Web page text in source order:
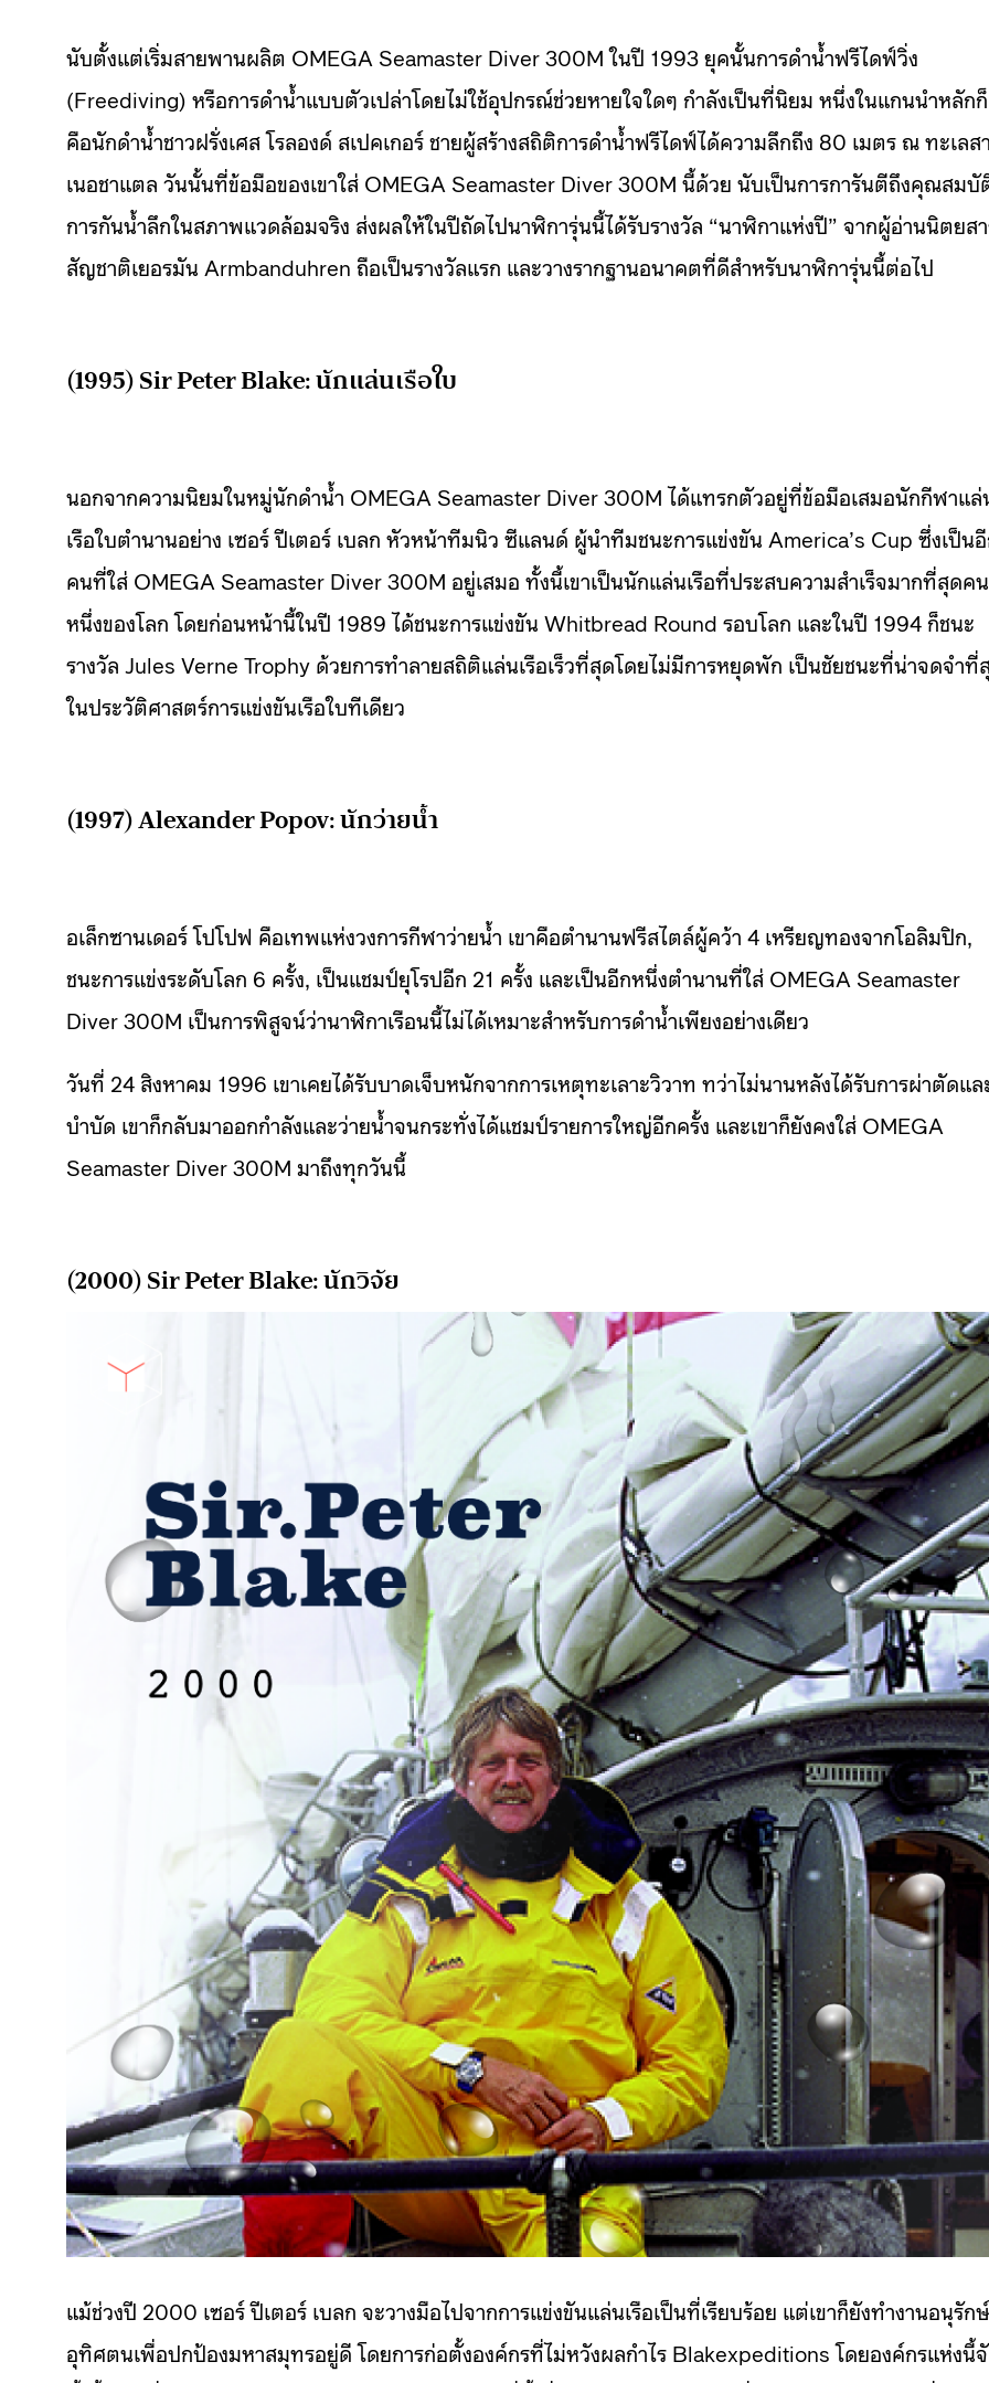
นับตั้งแต่เริ่มสายพานผลิต OMEGA Seamaster Diver 300M ในปี 1993 ยุคนั้นการดำน้ำฟรีไดฟ์วิ่ง
(Freediving) หรือการดำน้ำแบบตัวเปล่าโดยไม่ใช้อุปกรณ์ช่วยหายใจใดๆ กำลังเป็นที่นิยม หนึ่งในแกนนำหลักก็
คือนักดำน้ำชาวฝรั่งเศส โรลองด์ สเปคเกอร์ ชายผู้สร้างสถิติการดำน้ำฟรีไดฟ์ได้ความลึกถึง 80 เมตร ณ ทะเลส
เนอชาแตล วันนั้นที่ข้อมือของเขาใส่ OMEGA Seamaster Diver 300M นี้ด้วย นับเป็นการการันตีถึงคุณสมบั
การกันน้ำลึกในสภาพแวดล้อมจริง ส่งผลให้ในปีถัดไปนาฬิการุ่นนี้ได้รับรางวัล “นาฬิกาแห่งปี” จากผู้อ่านนิตยส
สัญชาติเยอรมัน Armbanduhren ถือเป็นรางวัลแรก และวางรากฐานอนาคตที่ดีสำหรับนาฬิการุ่นนี้ต่อไป
(1995) Sir Peter Blake: นักแล่นเรือใบ
นอกจากความนิยมในหมู่นักดำน้ำ OMEGA Seamaster Diver 300M ได้แทรกตัวอยู่ที่ข้อมือเสมอนักกีฬาแล่
เรือใบตำนานอย่าง เซอร์ ปีเตอร์ เบลก หัวหน้าทีมนิว ซีแลนด์ ผู้นำทีมชนะการแข่งขัน America’s Cup ซึ่งเป็น
คนที่ใส่ OMEGA Seamaster Diver 300M อยู่เสมอ ทั้งนี้เขาเป็นนักแล่นเรือที่ประสบความสำเร็จมากที่สุดคน
หนึ่งของโลก โดยก่อนหน้านี้ในปี 1989 ได้ชนะการแข่งขัน Whitbread Round รอบโลก และในปี 1994 ก็ชนะ
รางวัล Jules Verne Trophy ด้วยการทำลายสถิติแล่นเรือเร็วที่สุดโดยไม่มีการหยุดพัก เป็นชัยชนะที่น่าจดจำที่
ในประวัติศาสตร์การแข่งขันเรือใบทีเดียว
(1997) Alexander Popov: นักว่ายน้ำ
อเล็กซานเดอร์ โปโปฟ คือเทพแห่งวงการกีฬาว่ายน้ำ เขาคือตำนานฟรีสไตล์ผู้คว้า 4 เหรียญทองจากโอลิมปิก,
ชนะการแข่งระดับโลก 6 ครั้ง, เป็นแชมป์ยุโรปอีก 21 ครั้ง และเป็นอีกหนึ่งตำนานที่ใส่ OMEGA Seamaster
Diver 300M เป็นการพิสูจน์ว่านาฬิกาเรือนนี้ไม่ได้เหมาะสำหรับการดำน้ำเพียงอย่างเดียว
วันที่ 24 สิงหาคม 1996 เขาเคยได้รับบาดเจ็บหนักจากการเหตุทะเลาะวิวาท ทว่าไม่นานหลังได้รับการผ่าตัดแล
บำบัด เขาก็กลับมาออกกำลังและว่ายน้ำจนกระทั่งได้แชมป์รายการใหญ่อีกครั้ง และเขาก็ยังคงใส่ OMEGA
Seamaster Diver 300M มาถึงทุกวันนี้
(2000) Sir Peter Blake: นักวิจัย
แม้ช่วงปี 2000 เซอร์ ปีเตอร์ เบลก จะวางมือไปจากการแข่งขันแล่นเรือเป็นที่เรียบร้อย แต่เขาก็ยังทำงานอนุรักษ์
อุทิศตนเพื่อปกป้องมหาสมุทรอยู่ดี โดยการก่อตั้งองค์กรที่ไม่หวังผลกำไร Blakexpeditions โดยองค์กรแห่งนี้